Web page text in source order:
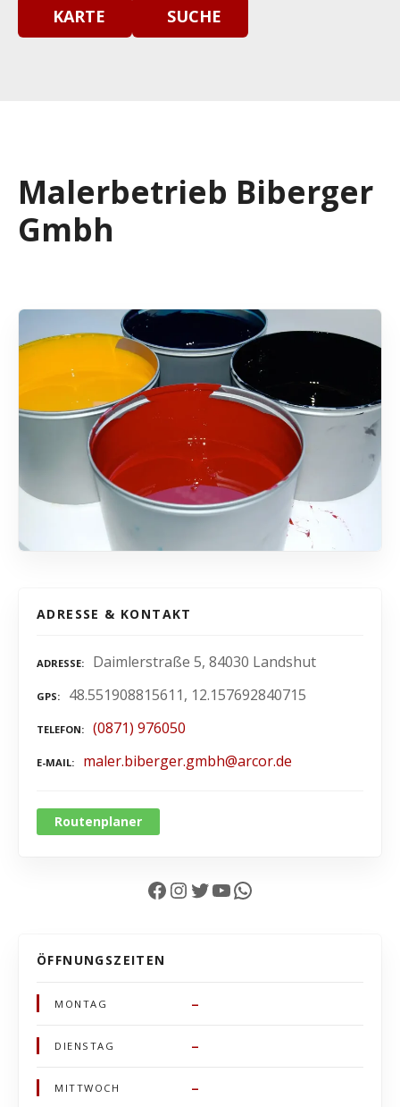
KARTE SUCHE
Malerbetrieb Biberger
Gmbh
ADRESSE & KONTAKT
ADRESSE Daimlerstraße 5, 84030 Landshut
GPS 48.551908815611, 12.157692840715
TELEFON (0871) 976050
E-MAIL maler.biberger.gmbh@arcor.de
Routenplaner
Facebook InstagramTwitter YouTube WhatsApp
ÖFFNUNGSZEITEN
MONTAG –
DIENSTAG –
MITTWOCH –